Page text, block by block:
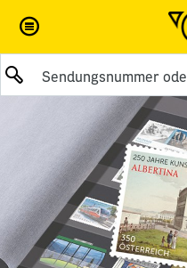
Suche abschicken